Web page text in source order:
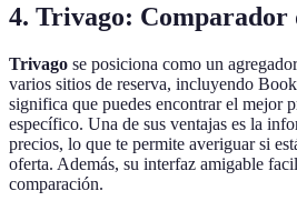
4. Trivago: Comparador
Trivago se posiciona como un
varios sitios de reserva, incluyendo
significa que puedes encontrar el mejor
específico. Una de sus ventajas es la
precios, lo que te permite averiguar si
oferta. Además, su interfaz amigable
comparación.